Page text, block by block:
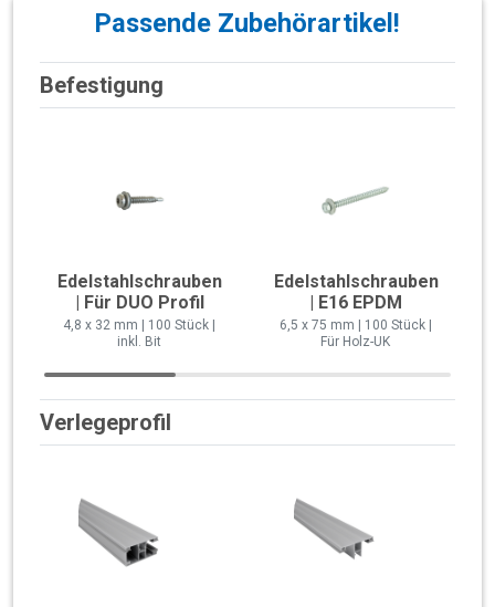
Passende Zubehörartikel!
Befestigung
Edelstahlschrauben
| Für DUO Profil
4,8 x 32 mm | 100 Stück |
inkl. Bit
Edelstahlschrauben
| E16 EPDM
6,5 x 75 mm | 100 Stück |
Für Holz-UK
Verlegeprofil